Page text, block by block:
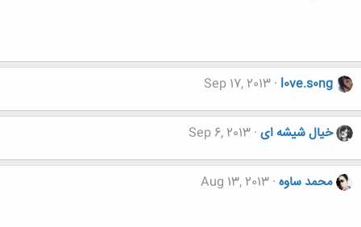
l0ve.s0ng
Sep 17, 2013
خیال شیشه ای Sep 6, 2013
محمد ساوه Aug 13, 2013